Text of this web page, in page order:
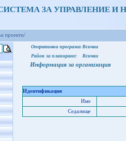
ЗА УПРАВЛЕНИЕ И
проекти/
Оперативна програма: Всички
Район за планиране:
Всички
Информация за организация
Идентификация
Име
Седалище